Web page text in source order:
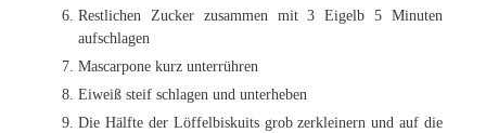
Restlichen Zucker zusammen mit 3 Eigelb 5 Minuten
aufschlagen
Mascarpone kurz unterrühren
Eiweiß steif schlagen und unterheben
Die Hälfte der Löffelbiskuits grob zerkleinern und auf die